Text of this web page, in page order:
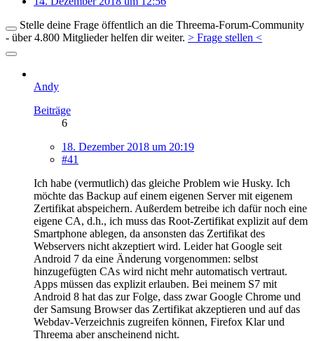
Stelle deine Frage öffentlich an die Threema-Forum-Community
- über 4.800 Mitglieder helfen dir weiter. > Frage stellen <
Andy
Beiträge
6
18. Dezember 2018 um 20:19
#41
Ich habe (vermutlich) das gleiche Problem wie Husky. Ich
möchte das Backup auf einem eigenen Server mit eigenem
Zertifikat abspeichern. Außerdem betreibe ich dafür noch eine
eigene CA, d.h., ich muss das Root-Zertifikat explizit auf dem
Smartphone ablegen, da ansonsten das Zertifikat des
Webservers nicht akzeptiert wird. Leider hat Google seit
Android 7 da eine Änderung vorgenommen: selbst
hinzugefügten CAs wird nicht mehr automatisch vertraut.
Apps müssen das explizit erlauben. Bei meinem S7 mit
Android 8 hat das zur Folge, dass zwar Google Chrome und
der Samsung Browser das Zertifikat akzeptieren und auf das
Webdav-Verzeichnis zugreifen können, Firefox Klar und
Threema aber anscheinend nicht.